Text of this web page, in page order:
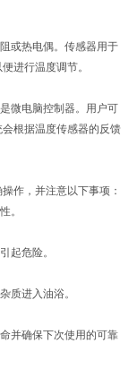
或热电偶。传感器用于
进行温度调节。
微电脑控制器。用户可
根据温度传感器的反馈
作，并注意以下事项：
。
起危险。
进入油浴。
并确保下次使用的可靠